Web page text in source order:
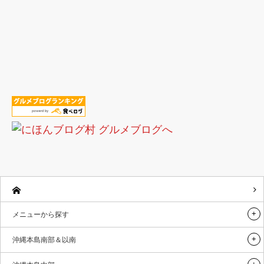
メニューから探す
沖縄本島南部＆以南